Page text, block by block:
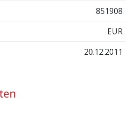
851908
EUR
20.12.2011